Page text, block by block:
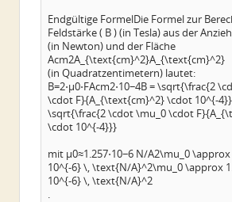
Endgültige FormelDie Formel zur
Feldstärke ( B ) (in Tesla) aus der
(in Newton) und der Fläche
Acm2A_{\text{cm}^2}A_{\text{cm}^2}
(in Quadratzentimetern) lautet:
B=2⋅μ0⋅FAcm2⋅10−4B = \sqrt{\frac{2
\cdot F}{A_{\text{cm}^2} \cdot 10^{-
\sqrt{\frac{2 \cdot \mu_0 \cdot
\cdot 10^{-4}}}
mit μ0≈1.257⋅10−6 N/A2\mu_0
10^{-6} \, \text{N/A}^2\mu_0 \approx
10^{-6} \, \text{N/A}^2
.